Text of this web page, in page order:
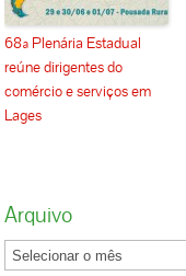
68ª Plenária Estadual
reúne dirigentes do
comércio e serviços em
Lages
Arquivo